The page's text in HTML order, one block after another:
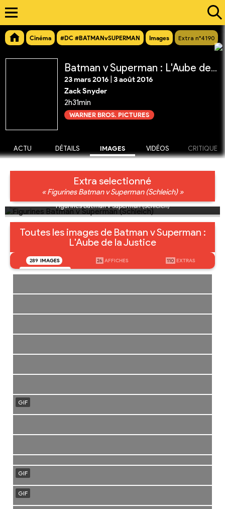
Cinéma #DC #BATMANvSUPERMAN Images Extra n°4190
Batman v Superman : L'Aube de la Justice
23 mars 2016 3 août 2016
Zack Snyder
2h31min
WARNER BROS. PICTURES
ACTU DÉTAILS IMAGES VIDÉOS CRITIQUE
Extra selectionné
« Figurines Batman v Superman (Schleich) »
Figurines Batman v Superman (Schleich)
Toutes les images de Batman v Superman :
L'Aube de la Justice
289 IMAGES 26 AFFICHES 110 EXTRAS